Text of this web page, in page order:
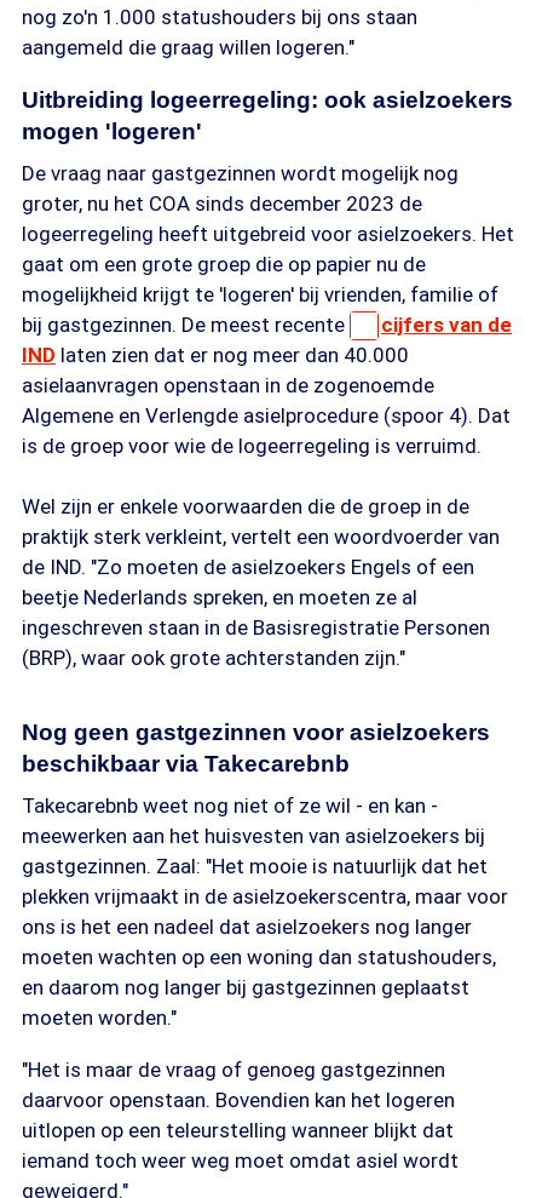
nog zo'n 1.000 statushouders bij ons staan
aangemeld die graag willen logeren."
Uitbreiding logeerregeling: ook asielzoekers
mogen 'logeren'
De vraag naar gastgezinnen wordt mogelijk nog
groter, nu het COA sinds december 2023 de
logeerregeling heeft uitgebreid voor asielzoekers. Het
gaat om een grote groep die op papier nu de
mogelijkheid krijgt te 'logeren' bij vrienden, familie of
bij gastgezinnen. De meest recente
cijfers van de
IND laten zien dat er nog meer dan 40.000
asielaanvragen openstaan in de zogenoemde
Algemene en Verlengde asielprocedure (spoor 4). Dat
is de groep voor wie de logeerregeling is verruimd.
Wel zijn er enkele voorwaarden die de groep in de
praktijk sterk verkleint, vertelt een woordvoerder van
de IND. "Zo moeten de asielzoekers Engels of een
beetje Nederlands spreken, en moeten ze al
ingeschreven staan in de Basisregistratie Personen
(BRP), waar ook grote achterstanden zijn."
Nog geen gastgezinnen voor asielzoekers
beschikbaar via Takecarebnb
Takecarebnb weet nog niet of ze wil - en kan -
meewerken aan het huisvesten van asielzoekers bij
gastgezinnen. Zaal: "Het mooie is natuurlijk dat het
plekken vrijmaakt in de asielzoekerscentra, maar voor
ons is het een nadeel dat asielzoekers nog langer
moeten wachten op een woning dan statushouders,
en daarom nog langer bij gastgezinnen geplaatst
moeten worden."
"Het is maar de vraag of genoeg gastgezinnen
daarvoor openstaan. Bovendien kan het logeren
uitlopen op een teleurstelling wanneer blijkt dat
iemand toch weer weg moet omdat asiel wordt
geweigerd."